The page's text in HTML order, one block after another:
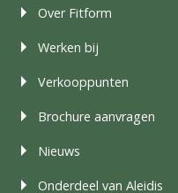
Over Fitform
Werken bij
Verkooppunten
Brochure aanvragen
Nieuws
Onderdeel van Aleidis